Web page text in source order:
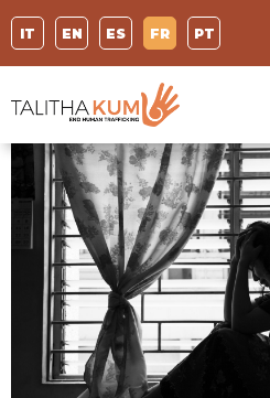
IT EN ES FR PT